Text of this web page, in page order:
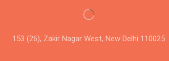
153 (26), Zakir Nagar West, New Delhi 110025